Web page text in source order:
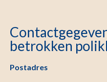
betrokken
Postadres